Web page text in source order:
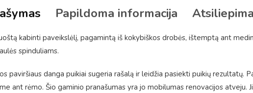
Papildoma informacija
kabinti paveikslėlį, pagamintą iš kokybiškos drobės, ištemptą ant
spinduliams.
paviršiaus danga puikiai sugeria rašalą ir leidžia pasiekti puikių rezultatų.
ant rėmo. Šio gaminio pranašumas yra jo mobilumas renovacijos atveju.